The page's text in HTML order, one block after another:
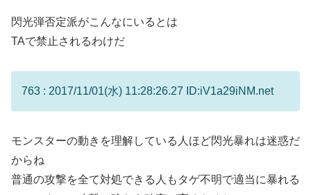
閃光弾否定派がこんなにいるとは
TAで禁止されるわけだ
763 : 2017/11/01(水) 11:28:26.27 ID:iV1a29iNM.net
モンスターの動きを理解している人ほど閃光暴れは迷惑だ
からね
普通の攻撃を全て対処できる人もタゲ不明で適当に暴れる